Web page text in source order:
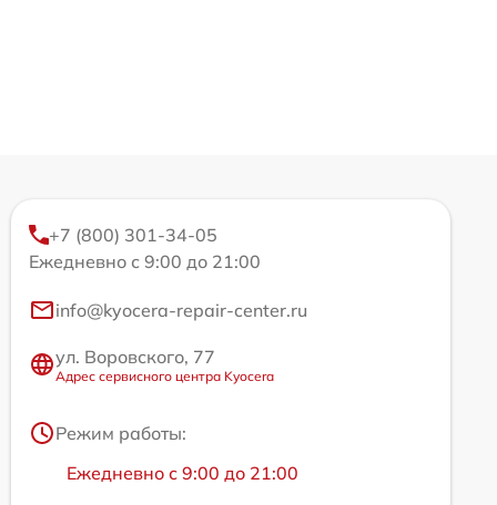
+7 (800) 301-34-05
Ежедневно с 9:00 до 21:00
info@kyocera-repair-center.ru
ул. Воровского, 77
Адрес сервисного центра Kyocera
Режим работы:
Ежедневно с 9:00 до 21:00